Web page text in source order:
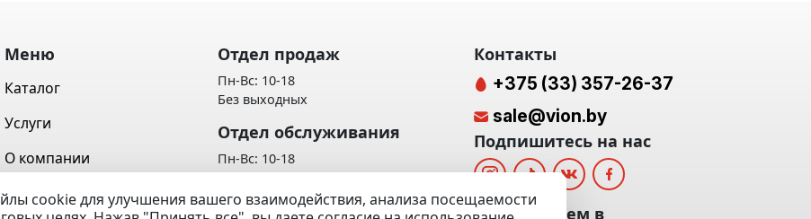
Меню
Каталог
Услуги
О компании
Контакты
Отдел продаж
Пн-Вс: 10-18
Без выходных
Отдел обслуживания
Пн-Вс: 10-18
Без выходных
Политика обработки персональных
cookie для улучшения вашего взаимодействия, анализа посещаемости
Контакты
+375 (33) 357-26-37
sale@vion.by
Подпишитесь на нас
Мы отвечаем в